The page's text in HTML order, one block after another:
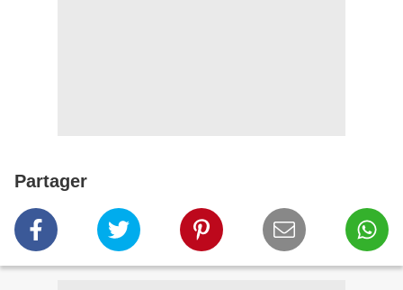
Partager